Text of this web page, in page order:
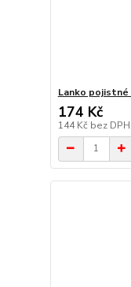
Lanko pojistné
174 Kč
144 Kč bez DPH